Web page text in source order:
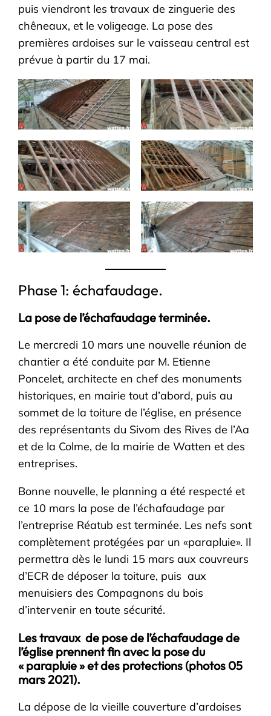
puis viendront les travaux de zinguerie des
chêneaux, et le voligeage. La pose des
premières ardoises sur le vaisseau central est
prévue à partir du 17 mai.
Phase 1: échafaudage.
La pose de l’échafaudage terminée.
Le mercredi 10 mars une nouvelle réunion de
chantier a été conduite par M. Etienne
Poncelet, architecte en chef des monuments
historiques, en mairie tout d’abord, puis au
sommet de la toiture de l’église, en présence
des représentants du Sivom des Rives de l’Aa
et de la Colme, de la mairie de Watten et des
entreprises.
Bonne nouvelle, le planning a été respecté et
ce 10 mars la pose de l’échafaudage par
l’entreprise Réatub est terminée. Les nefs sont
complètement protégées par un «parapluie». Il
permettra dès le lundi 15 mars aux couvreurs
d’ECR de déposer la toiture, puis aux
menuisiers des Compagnons du bois
d’intervenir en toute sécurité.
Les travaux de pose de l’échafaudage de
l’église prennent fin avec la pose du
« parapluie » et des protections (photos 05
mars 2021).
La dépose de la vieille couverture d’ardoises